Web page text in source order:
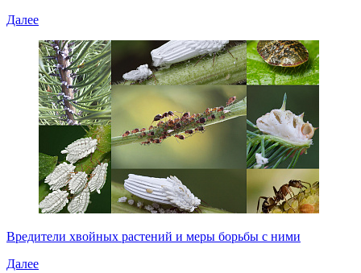
Далее
Вредители хвойных растений и меры борьбы с ними
Далее